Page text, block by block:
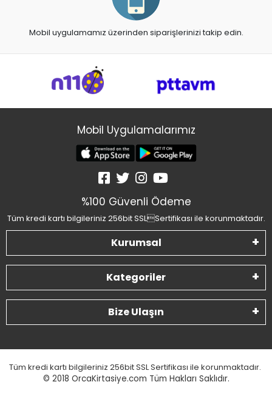
Mobil uygulamamız üzerinden siparişlerinizi takip edin.
Mobil Uygulamalarımız
%100 Güvenli Ödeme
Tüm kredi kartı bilgileriniz 256bit SSLSertifikası ile korunmaktadır.
Kurumsal
Kategoriler
Bize Ulaşın
Tüm kredi kartı bilgileriniz 256bit SSL Sertifikası ile korunmaktadır.
© 2018 OrcaKirtasiye.com Tüm Hakları Saklıdır.